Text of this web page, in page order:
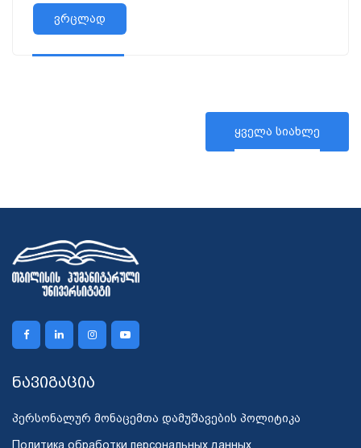
ვრცლად
ყველა სიახლე
ნავიგაცია
პერსონალურ მონაცემთა დამუშავების პოლიტიკა
Политика обработки персональных данных